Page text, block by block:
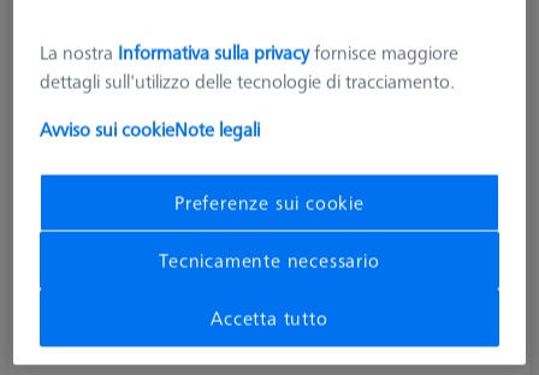
La nostra Informativa sulla privacyfornisce maggiore
dettagli sull'utilizzo delle tecnologie di tracciamento.
Avviso sui cookieNote legali
Preferenze sui cookie
Tecnicamente necessario
Accetta tutto